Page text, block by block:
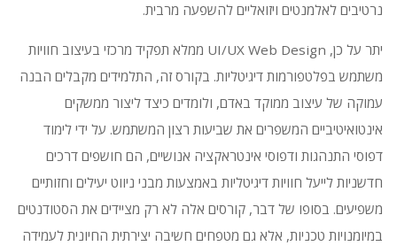
נרטיבים לאלמנטים ויזואליים להשפעה מרבית.
יתר על כן, UI/UX Web Design ממלא תפקיד מרכזי בעיצוב חוויות
משתמש בפלטפורמות דיגיטליות. בקורס זה, התלמידים מקבלים הבנה
עמוקה של עיצוב ממוקד באדם, ולומדים כיצד ליצור ממשקים
אינטואיטיביים המשפרים את שביעות רצון המשתמש. על ידי לימוד
דפוסי התנהגות ודפוסי אינטראקציה אנושיים, הם חושפים דרכים
חדשניות לייעל חוויות דיגיטליות באמצעות מבני ניווט יעילים וחזותיים
משפיעים. בסופו של דבר, קורסים אלה לא רק מציידים את הסטודנטים
במיומנויות טכניות, אלא גם מטפחים חשיבה יצירתית החיונית לעמידה